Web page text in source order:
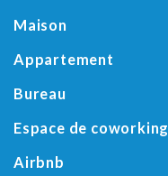
Maison
Appartement
Bureau
Espace de coworking
Airbnb